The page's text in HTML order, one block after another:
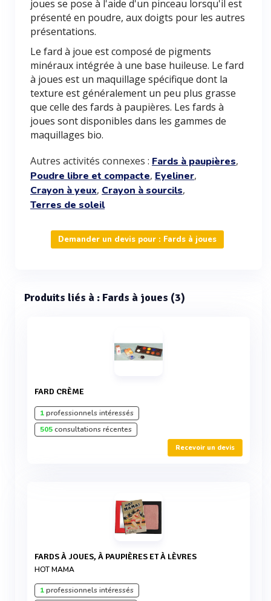
joues se pose à l'aide d'un pinceau lorsqu'il est
présenté en poudre, aux doigts pour les autres
présentations.
Le fard à joue est composé de pigments
minéraux intégrée à une base huileuse. Le fard
à joues est un maquillage spécifique dont la
texture est généralement un peu plus grasse
que celle des fards à paupières. Les fards à
joues sont disponibles dans les gammes de
maquillages bio.
Autres activités connexes : Fards à paupières,
Poudre libre et compacte, Eyeliner,
Crayon à yeux, Crayon à sourcils,
Terres de soleil
Demander un devis pour : Fards à joues
Produits liés à : Fards à joues (3)
FARD CRÈME
1professionnels intéressés
505consultations récentes
Recevoir un devis
FARDS À JOUES, À PAUPIÈRES ET À LÈVRES
HOT MAMA
1professionnels intéressés